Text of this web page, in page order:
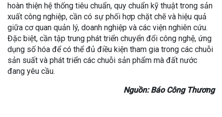
hoàn thiện hệ thống tiêu chuẩn, quy chuẩn kỹ thuật trong sản
xuất công nghiệp, cần có sự phối hợp chặt chẽ và hiệu quả
giữa cơ quan quản lý, doanh nghiệp và các viện nghiên cứu.
Đặc biệt, cần tập trung phát triển chuyển đổi công nghệ, ứng
dụng số hóa để có thể đủ điều kiện tham gia trong các chuỗi
sản suất và phát triển các chuỗi sản phẩm mà đất nước
đang yêu cầu.
Nguồn: Báo Công Thương